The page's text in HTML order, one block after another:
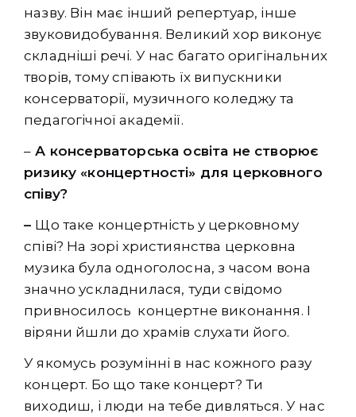
назву. Він має інший репертуар, інше
звуковидобування. Великий хор виконує
складніші речі. У нас багато оригінальних
творів, тому співають їх випускники
консерваторії, музичного коледжу та
педагогічної академії.
– А консерваторська освіта не створює
ризику «концертності» для церковного
співу?
– Що таке концертність у церковному
співі? На зорі християнства церковна
музика була одноголосна, з часом вона
значно ускладнилася, туди свідомо
привносилось концертне виконання. І
віряни йшли до храмів слухати його.
У якомусь розумінні в нас кожного разу
концерт. Бо що таке концерт? Ти
виходиш, і люди на тебе дивляться. У нас